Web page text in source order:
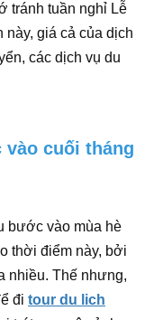
tránh tuần nghỉ Lễ
này, giá cả của dịch
các dịch vụ du
cuối tháng
bước vào mùa hè
thời điểm này, bởi
nhiều. Thế nhưng,
đi tour du lich